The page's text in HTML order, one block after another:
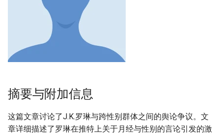
摘要与附加信息
这篇文章讨论了J.K.罗琳与跨性别群体之间的舆论争议。文
章详细描述了罗琳在推特上关于月经与性别的言论引发的激